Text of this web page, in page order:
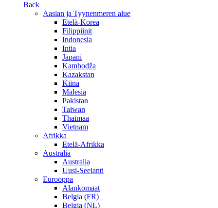
Back
Aasian ja Tyynenmeren alue
Etelä-Korea
Filippiinit
Indonesia
Intia
Japani
Kambodža
Kazakstan
Kiina
Malesia
Pakistan
Taiwan
Thaimaa
Vietnam
Afrikka
Etelä-Afrikka
Australia
Australia
Uusi-Seelanti
Eurooppa
Alankomaat
Belgia (FR)
Belgia (NL)